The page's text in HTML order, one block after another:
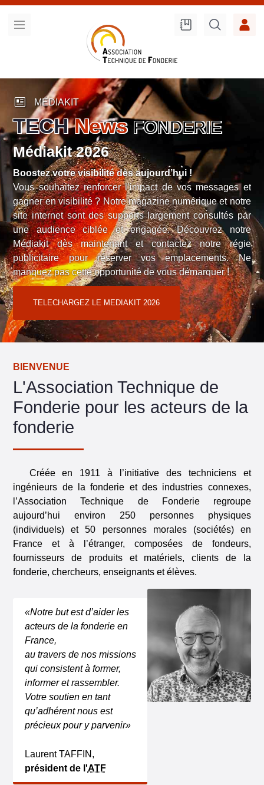
sur le site
TECHNews FONDERIE
Médiakit 2026
newsmode MÉDIAKIT
Boostez votre visibilité dès aujourd’hui !
Vous souhaitez renforcer l’impact de vos messages et
gagner en visibilité ? Notre magazine numérique et notre
site internet sont des supports largement consultés par
une audience ciblée et engagée. Découvrez notre
Médiakit dès maintenant et contactez notre régie
publicitaire pour réserver vos emplacements. Ne
manquez pas cette opportunité de vous démarquer !
Contact : Cloé TEODORI06 02 58 01 09ou
regiepubtnf@atf-asso.com
TELECHARGEZ LE MEDIAKIT 2026
L'Association Technique de
Fonderie pour les acteurs de la
fonderie
BIENVENUE
Créée en 1911 à l’initiative des techniciens et
ingénieurs de la fonderie et des industries connexes,
l’Association Technique de Fonderie regroupe
aujourd’hui environ 250 personnes physiques
(individuels) et 50 personnes morales (sociétés) en
France et à l’étranger, composées de fondeurs,
fournisseurs de produits et matériels, clients de la
fonderie, chercheurs, enseignants et élèves.
«Notre but est d’aider les
acteurs de la fonderie en
France,
au travers de nos missions
qui consistent à former,
informer et rassembler.
Votre soutien en tant
qu’adhérent nous est
précieux pour y parvenir»
Laurent TAFFIN,
président de l'ATF